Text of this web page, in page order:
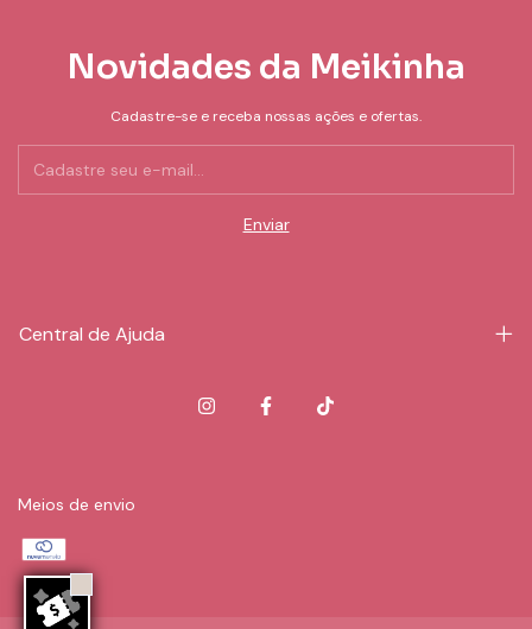
Novidades da Meikinha
Cadastre-se e receba nossas ações e ofertas.
Central de Ajuda
Meios de envio